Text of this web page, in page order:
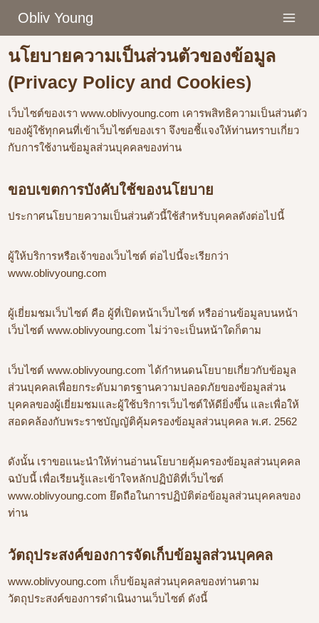
Obliv Young
นโยบายความเป็นส่วนตัวของข้อมูล
(Privacy Policy and Cookies)
เว็บไซต์ของเรา www.oblivyoung.com เคารพสิทธิความเป็นส่วนตัว
ของผู้ใช้ทุกคนที่เข้าเว็บไซต์ของเรา จึงขอชี้แจงให้ท่านทราบเกี่ยว
กับการใช้งานข้อมูลส่วนบุคคลของท่าน
ขอบเขตการบังคับใช้ของนโยบาย
ประกาศนโยบายความเป็นส่วนตัวนี้ใช้สำหรับบุคคลดังต่อไปนี้
ผู้ให้บริการหรือเจ้าของเว็บไซต์ ต่อไปนี้จะเรียกว่า
www.oblivyoung.com
ผู้เยี่ยมชมเว็บไซต์ คือ ผู้ที่เปิดหน้าเว็บไซต์ หรืออ่านข้อมูลบนหน้า
เว็บไซต์ www.oblivyoung.com ไม่ว่าจะเป็นหน้าใดก็ตาม
เว็บไซต์ www.oblivyoung.com ได้กำหนดนโยบายเกี่ยวกับข้อมูล
ส่วนบุคคลเพื่อยกระดับมาตรฐานความปลอดภัยของข้อมูลส่วน
บุคคลของผู้เยี่ยมชมและผู้ใช้บริการเว็บไซต์ให้ดียิ่งขึ้น และเพื่อให้
สอดคล้องกับพระราชบัญญัติคุ้มครองข้อมูลส่วนบุคคล พ.ศ. 2562
ดังนั้น เราขอแนะนำให้ท่านอ่านนโยบายคุ้มครองข้อมูลส่วนบุคคล
ฉบับนี้ เพื่อเรียนรู้และเข้าใจหลักปฏิบัติที่เว็บไซต์
www.oblivyoung.com ยึดถือในการปฏิบัติต่อข้อมูลส่วนบุคคลของ
ท่าน
วัตถุประสงค์ของการจัดเก็บข้อมูลส่วนบุคคล
www.oblivyoung.com เก็บข้อมูลส่วนบุคคลของท่านตาม
วัตถุประสงค์ของการดำเนินงานเว็บไซต์ ดังนี้